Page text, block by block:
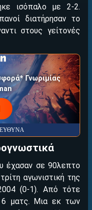
ισόπαλο με 2-2.
διατήρησαν το
στους γείτονές
Γνωριμίας
έχασαν σε 90λεπτο
αγωνιστική της
(0-1). Από τότε
6 ματς. Μια εκ των